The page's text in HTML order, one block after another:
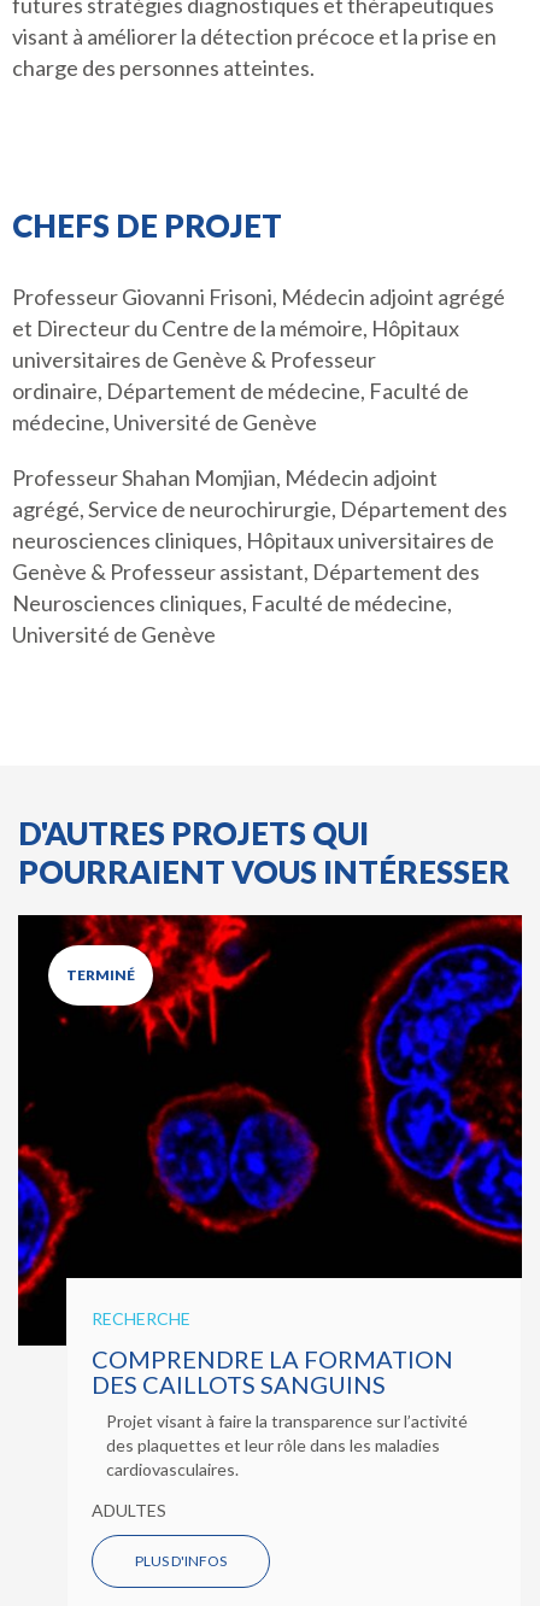
visant à améliorer la détection précoce et la prise en
charge des personnes atteintes.
CHEFS DE PROJET
Professeur Giovanni Frisoni, Médecin adjoint agrégé
et Directeur du Centre de la mémoire, Hôpitaux
universitaires de Genève & Professeur
ordinaire, Département de médecine, Faculté de
médecine, Université de Genève
Professeur Shahan Momjian, Médecin adjoint
agrégé, Service de neurochirurgie, Département des
neurosciences cliniques, Hôpitaux universitaires de
Genève & Professeur assistant, Département des
Neurosciences cliniques, Faculté de médecine,
Université de Genève
D'AUTRES PROJETS QUI
POURRAIENT VOUS INTÉRESSER
TERMINÉ
RECHERCHE
COMPRENDRE LA FORMATION
DES CAILLOTS SANGUINS
Projet visant à faire la transparence sur l’activité
des plaquettes et leur rôle dans les maladies
cardiovasculaires.
ADULTES
PLUS D'INFOS